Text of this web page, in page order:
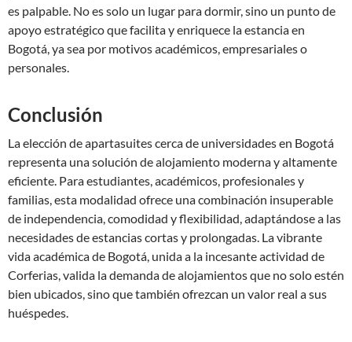
es palpable. No es solo un lugar para dormir, sino un punto de
apoyo estratégico que facilita y enriquece la estancia en
Bogotá, ya sea por motivos académicos, empresariales o
personales.
Conclusión
La elección de apartasuites cerca de universidades en Bogotá
representa una solución de alojamiento moderna y altamente
eficiente. Para estudiantes, académicos, profesionales y
familias, esta modalidad ofrece una combinación insuperable
de independencia, comodidad y flexibilidad, adaptándose a las
necesidades de estancias cortas y prolongadas. La vibrante
vida académica de Bogotá, unida a la incesante actividad de
Corferias, valida la demanda de alojamientos que no solo estén
bien ubicados, sino que también ofrezcan un valor real a sus
huéspedes.